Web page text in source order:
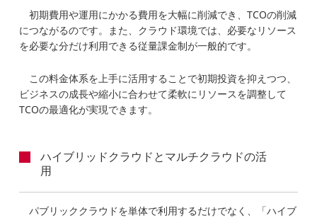
初期費用や運用にかかる費用を大幅に削減でき、TCOの削減
につながるのです。また、クラウド環境では、必要なリソース
を必要な分だけ利用できる従量課金制が一般的です。
この料金体系を上手に活用することで初期投資を抑えつつ、
ビジネスの成長や縮小に合わせて柔軟にリソースを調整して
TCOの最適化が実現できます。
ハイブリッドクラウドとマルチクラウドの活
用
パブリッククラウドを単体で利用するだけでなく、「ハイブ